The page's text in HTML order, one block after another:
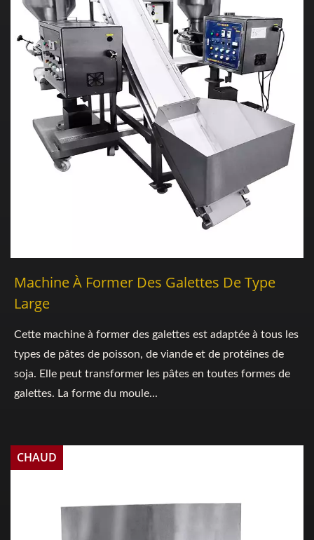
Machine À Former Des Galettes De Type
Large
Cette machine à former des galettes est adaptée à tous les
types de pâtes de poisson, de viande et de protéines de
soja. Elle peut transformer les pâtes en toutes formes de
galettes. La forme du moule...
CHAUD